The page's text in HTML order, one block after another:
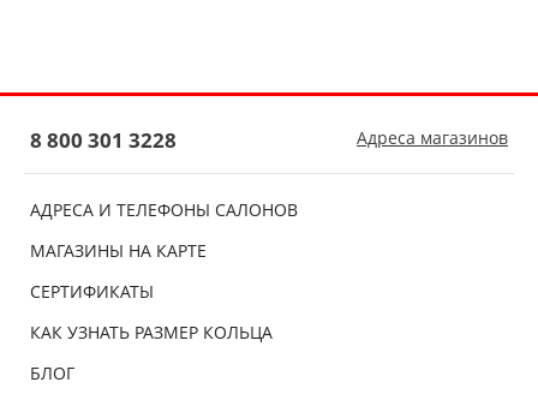
АДРЕСА И ТЕЛЕФОНЫ САЛОНОВ
МАГАЗИНЫ НА КАРТЕ
СЕРТИФИКАТЫ
КАК УЗНАТЬ РАЗМЕР КОЛЬЦА
БЛОГ
8 800 301 3228 Адреса магазинов